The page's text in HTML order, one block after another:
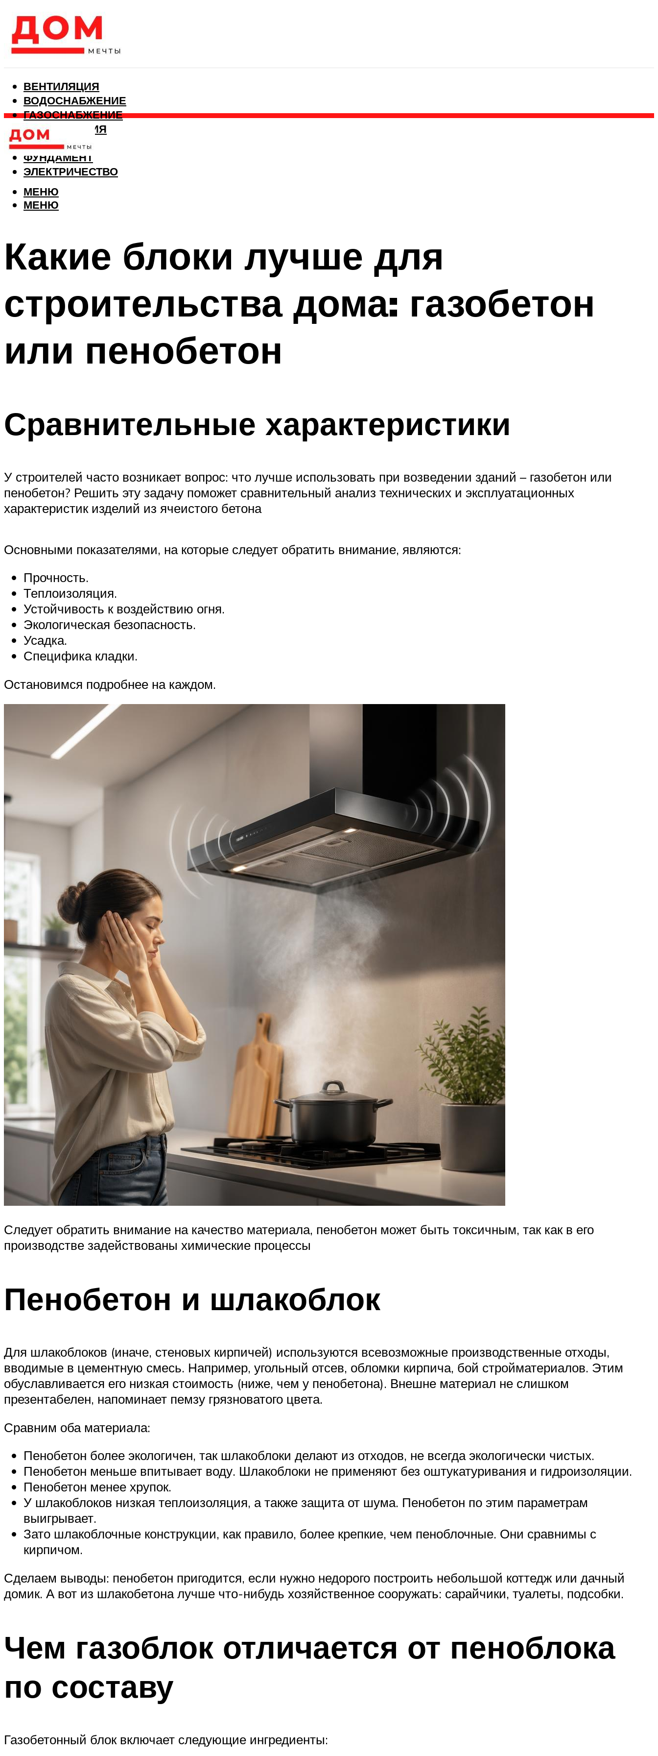
ВЕНТИЛЯЦИЯ
ВОДОСНАБЖЕНИЕ
ГАЗОСНАБЖЕНИЕ
КАНАЛИЗАЦИЯ
ОТОПЛЕНИЕ
ФУНДАМЕНТ
ЭЛЕКТРИЧЕСТВО
МЕНЮ
МЕНЮ
Какие блоки лучше для
строительства дома: газобетон
или пенобетон
Сравнительные характеристики
У строителей часто возникает вопрос: что лучше использовать при возведении зданий – газобетон или
пенобетон? Решить эту задачу поможет сравнительный анализ технических и эксплуатационных
характеристик изделий из ячеистого бетона
Основными показателями, на которые следует обратить внимание, являются:
Прочность.
Теплоизоляция.
Устойчивость к воздействию огня.
Экологическая безопасность.
Усадка.
Специфика кладки.
Остановимся подробнее на каждом.
Следует обратить внимание на качество материала, пенобетон может быть токсичным, так как в его
производстве задействованы химические процессы
Пенобетон и шлакоблок
Для шлакоблоков (иначе, стеновых кирпичей) используются всевозможные производственные отходы,
вводимые в цементную смесь. Например, угольный отсев, обломки кирпича, бой стройматериалов. Этим
обуславливается его низкая стоимость (ниже, чем у пенобетона). Внешне материал не слишком
презентабелен, напоминает пемзу грязноватого цвета.
Сравним оба материала:
Пенобетон более экологичен, так шлакоблоки делают из отходов, не всегда экологически чистых.
Пенобетон меньше впитывает воду. Шлакоблоки не применяют без оштукатуривания и гидроизоляции.
Пенобетон менее хрупок.
У шлакоблоков низкая теплоизоляция, а также защита от шума. Пенобетон по этим параметрам
выигрывает.
Зато шлакоблочные конструкции, как правило, более крепкие, чем пеноблочные. Они сравнимы с
кирпичом.
Сделаем выводы: пенобетон пригодится, если нужно недорого построить небольшой коттедж или дачный
домик. А вот из шлакобетона лучше что-нибудь хозяйственное сооружать: сарайчики, туалеты, подсобки.
Чем газоблок отличается от пеноблока
по составу
Газобетонный блок включает следующие ингредиенты: